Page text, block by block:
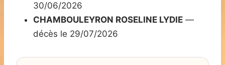
30/06/2026
CHAMBOULEYRON ROSELINE LYDIE —
décès le 29/07/2026